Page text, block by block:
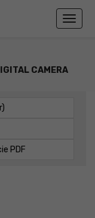
Toggle
CAMERA
PDF